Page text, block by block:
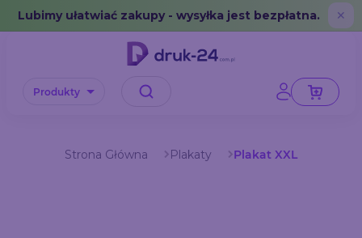
Error: No data in cache or invalid format
Lubimy ułatwiać zakupy - wysyłka jest bezpłatna. ✕
Produkty
Strona Główna Plakaty Plakat XXL